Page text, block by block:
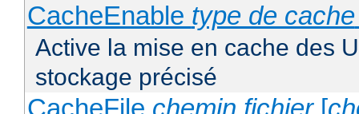
CacheEnable type de cache
Active la mise en cache des
stockage précisé